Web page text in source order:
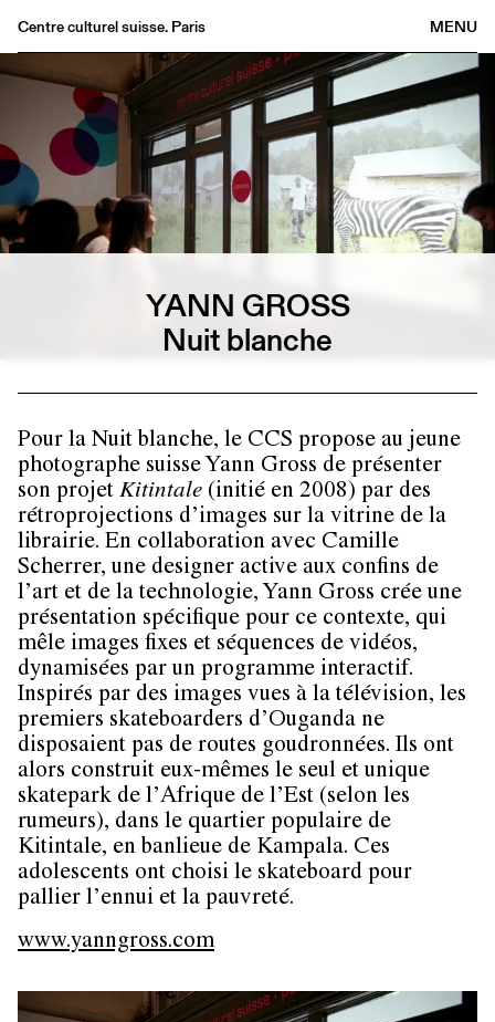
MENU
Centre culturel suisse. Paris
Agenda
Bookshop
Buvette
Archives
Medias
Publications
YANN GROSS
Nuit blanche
Pour la Nuit blanche, le CCS propose au jeune
photographe suisse Yann Gross de présenter
son projet Kitintale (initié en 2008) par des
rétroprojections d’images sur la vitrine de la
librairie. En collaboration avec Camille
Scherrer, une designer active aux confins de
l’art et de la technologie, Yann Gross crée une
présentation spécifique pour ce contexte, qui
mêle images fixes et séquences de vidéos,
dynamisées par un programme interactif.
Inspirés par des images vues à la télévision, les
premiers skateboarders d’Ouganda ne
disposaient pas de routes goudronnées. Ils ont
alors construit eux-mêmes le seul et unique
skatepark de l’Afrique de l’Est (selon les
rumeurs), dans le quartier populaire de
Kitintale, en banlieue de Kampala. Ces
adolescents ont choisi le skateboard pour
pallier l’ennui et la pauvreté.
www.yanngross.com